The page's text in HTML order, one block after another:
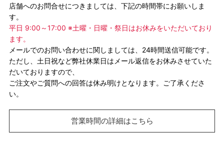
店舗へのお問合せにつきましては、下記の時間帯にお願いしま
す。
平日 9:00～17:00 ※土曜・日曜・祭日はお休みをいただいており
ます。
メールでのお問い合わせに関しましては、24時間送信可能です。
ただし、土日祝など弊社休業日はメール返信をお休みさせていた
だいておりますので、
ご注文やご質問への回答は休み明けとなります。ご了承くださ
い。
営業時間の詳細はこちら